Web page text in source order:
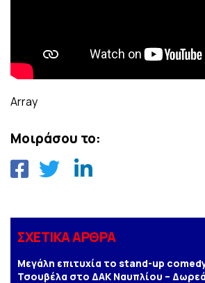
Array
Μοιράσου το:
ΣΧΕΤΙΚΑ ΑΡΘΡΑ
Μεγάλη επιτυχία το stand-up
Τσουβέλα στο ΔΑΚ Ναυπλίου –